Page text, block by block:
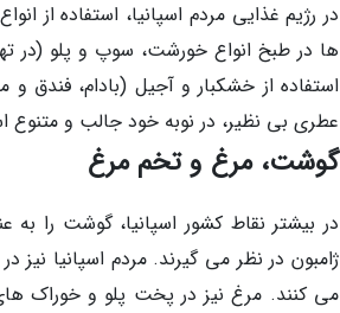
در رژیم غذایی مردم اسپانیا، استفاده از
ها در طبخ انواع خورشت، سوپ و پلو (در
استفاده از خشکبار و آجیل (بادام،
عطری بی نظیر، در نوبه خود جالب و
گوشت، مرغ و تخم مرغ
در بیشتر نقاط کشور اسپانیا، گوشت را
ژامبون در نظر می گیرند. مردم اسپانیا
می کنند. مرغ نیز در پخت پلو و خوراک